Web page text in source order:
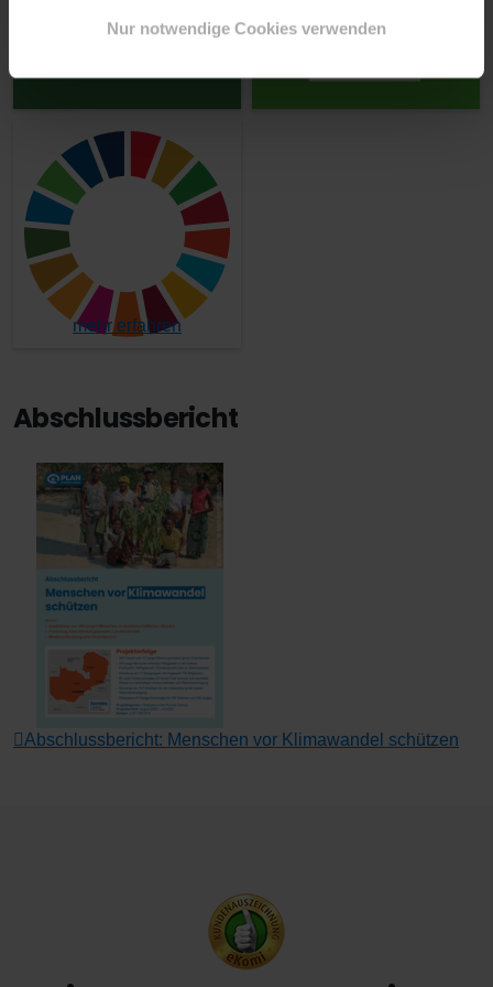
Nur notwendige Cookies verwenden
mehr erfahren
Abschlussbericht
Abschlussbericht: Menschen vor Klimawandel schützen